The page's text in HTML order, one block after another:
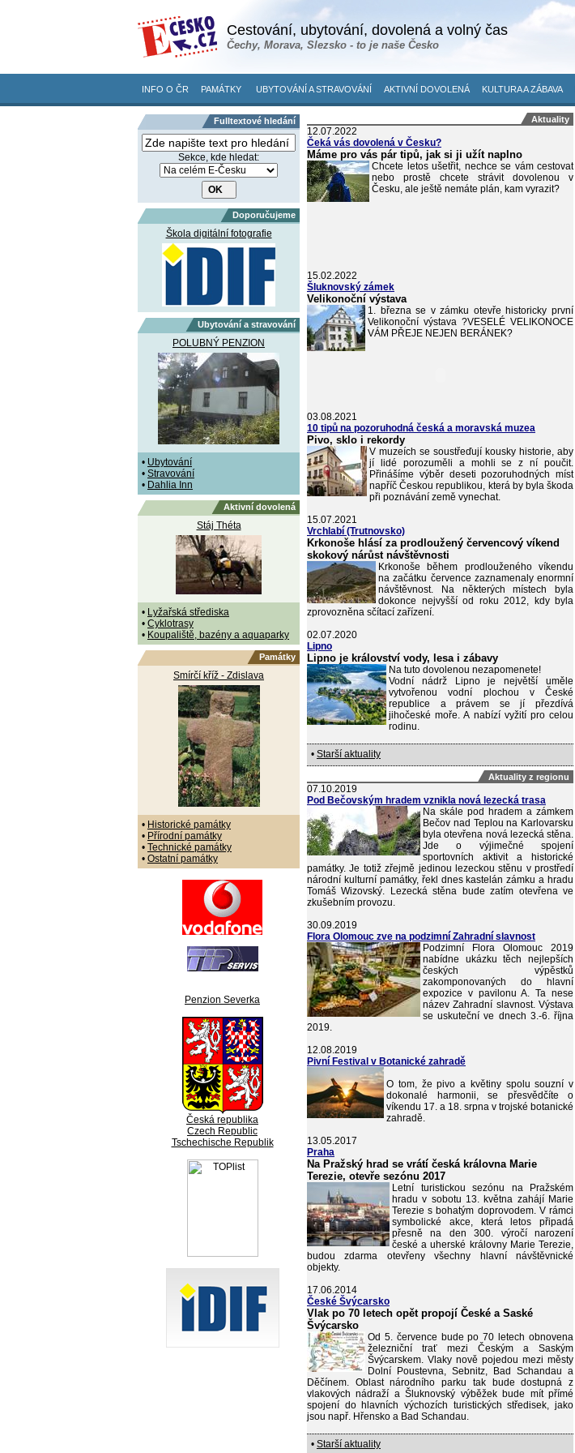
Cestování, ubytování, dovolená a volný čas
Čechy, Morava, Slezsko - to je naše Česko
INFO O ČR PAMÁTKY UBYTOVÁNÍ A STRAVOVÁNÍ AKTIVNÍ DOVOLENÁ KULTURA A ZÁBAVA
Fulltextové hledání
Sekce, kde hledat:
Doporučujeme
Škola digitální fotografie
Ubytování a stravování
POLUBNÝ PENZION
• Ubytování
• Stravování
• Dahlia Inn
Aktivní dovolená
Stáj Théta
• Lyžařská střediska
• Cyklotrasy
• Koupaliště, bazény a aquaparky
Památky
Smírčí kříž - Zdislava
• Historické památky
• Přírodní památky
• Technické památky
• Ostatní památky
Penzion Severka
Česká republika
Czech Republic
Tschechische Republik
Aktuality
12.07.2022
Čeká vás dovolená v Česku?
Máme pro vás pár tipů, jak si ji užít naplno
Chcete letos ušetřit, nechce se vám cestovat
nebo prostě chcete strávit dovolenou v
Česku, ale ještě nemáte plán, kam vyrazit?
15.02.2022
Šluknovský zámek
Velikonoční výstava
1. března se v zámku otevře historicky první
Velikonoční výstava ?VESELÉ VELIKONOCE
VÁM PŘEJE NEJEN BERÁNEK?
03.08.2021
10 tipů na pozoruhodná česká a moravská muzea
Pivo, sklo i rekordy
V muzeích se soustřeďují kousky historie, aby
jí lidé porozuměli a mohli se z ní poučit.
Přinášíme výběr deseti pozoruhodných míst
napříč Českou republikou, která by byla škoda
při poznávání země vynechat.
15.07.2021
Vrchlabí (Trutnovsko)
Krkonoše hlásí za prodloužený červencový víkend
skokový nárůst návštěvnosti
Krkonoše během prodlouženého víkendu
na začátku července zaznamenaly enormní
návštěvnost. Na některých místech byla
dokonce nejvyšší od roku 2012, kdy byla
zprovozněna sčítací zařízení.
02.07.2020
Lipno
Lipno je království vody, lesa i zábavy
Na tuto dovolenou nezapomenete!
Vodní nádrž Lipno je největší uměle
vytvořenou vodní plochou v České
republice a právem se jí přezdívá
jihočeské moře. A nabízí vyžití pro celou
rodinu.
• Starší aktuality
Aktuality z regionu
07.10.2019
Pod Bečovským hradem vznikla nová lezecká trasa
Na skále pod hradem a zámkem
Bečov nad Teplou na Karlovarsku
byla otevřena nová lezecká stěna.
Jde o výjimečné spojení
sportovních aktivit a historické
památky. Je totiž zřejmě jedinou lezeckou stěnu v prostředí
národní kulturní památky, řekl dnes kastelán zámku a hradu
Tomáš Wizovský. Lezecká stěna bude zatím otevřena ve
zkušebním provozu.
30.09.2019
Flora Olomouc zve na podzimní Zahradní slavnost
Podzimní Flora Olomouc 2019
nabídne ukázku těch nejlepších
českých výpěstků
zakomponovaných do hlavní
expozice v pavilonu A. Ta nese
název Zahradní slavnost. Výstava
se uskuteční ve dnech 3.-6. října
2019.
12.08.2019
Pivní Festival v Botanické zahradě
O tom, že pivo a květiny spolu souzní v
dokonalé harmonii, se přesvědčíte o
víkendu 17. a 18. srpna v trojské botanické
zahradě.
13.05.2017
Praha
Na Pražský hrad se vrátí česká královna Marie
Terezie, otevře sezónu 2017
Letní turistickou sezónu na Pražském
hradu v sobotu 13. května zahájí Marie
Terezie s bohatým doprovodem. V rámci
symbolické akce, která letos připadá
přesně na den 300. výročí narození
české a uherské královny Marie Terezie,
budou zdarma otevřeny všechny hlavní návštěvnické
objekty.
17.06.2014
České Švýcarsko
Vlak po 70 letech opět propojí České a Saské
Švýcarsko
Od 5. července bude po 70 letech obnovena
železniční trať mezi Českým a Saským
Švýcarskem. Vlaky nově pojedou mezi městy
Dolní Poustevna, Sebnitz, Bad Schandau a
Děčínem. Oblast národního parku tak bude dostupná z
vlakových nádraží a Šluknovský výběžek bude mít přímé
spojení do hlavních výchozích turistických středisek, jako
jsou např. Hřensko a Bad Schandau.
• Starší aktuality